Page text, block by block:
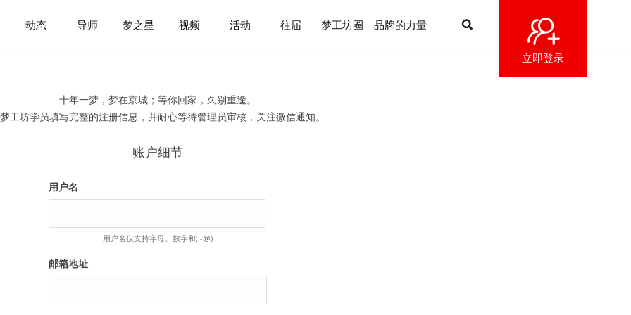
立即登录
动态 导师 梦之星 视频 活动 往届 梦工坊圈 品牌的力量
十年一梦，梦在京城；等你回家，久别重逢。
工坊学员填写完整的注册信息，并耐心等待管理员审核，关注微信通知。
账户细节
用户名
用户名仅支持字母、数字和(.-@)
邮箱地址